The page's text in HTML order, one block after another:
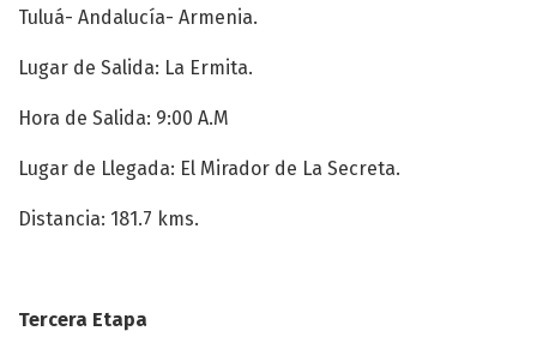
Tuluá- Andalucía- Armenia.
Lugar de Salida: La Ermita.
Hora de Salida: 9:00 A.M
Lugar de Llegada: El Mirador de La Secreta.
Distancia: 181.7 kms.
Tercera Etapa